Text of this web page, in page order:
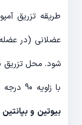
طریقه تزریق
عضلانی (در
شود. محل تزریق
با زاویه 90 درجه نسبت به پوست وارد شود.
بیوتین و بپانتین